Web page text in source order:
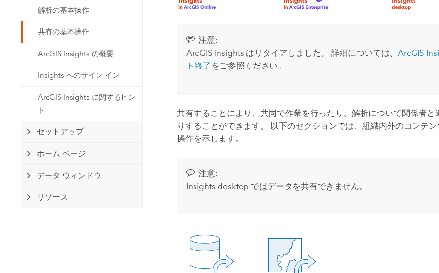
開発者向けテクノロジー
マッピング &amp; 空間解析アプリ
すべてのプロダクト
インフラストラクチャ管理の探索
すべてのストーリー
解析の基本操作
共有の基本操作
ArcGIS Insights の概要
Insights へのサイン イン
ArcGIS Insights に関するヒン
ト
セットアップ
ホーム ページ
データ ウィンドウ
リソース
注意:
ArcGIS Insights はリタイアしました。 詳細については、 ArcGIS
ト終了 をご参照ください。
共有することにより、共同で作業を行ったり、解析について関係者と
りすることができます。 以下のセクションでは、組織内外のコンテ
操作を示します。
注意:
Insights desktop ではデータを共有できません。